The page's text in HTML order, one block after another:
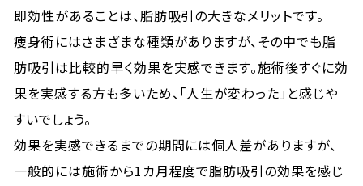
即効性があることは、脂肪吸引の大きなメリットです。
痩身術にはさまざまな種類がありますが、その中でも脂
肪吸引は比較的早く効果を実感できます。施術後すぐに効
果を実感する方も多いため、「人生が変わった」と感じや
すいでしょう。
効果を実感できるまでの期間には個人差がありますが、
一般的には施術から1カ月程度で脂肪吸引の効果を感じ